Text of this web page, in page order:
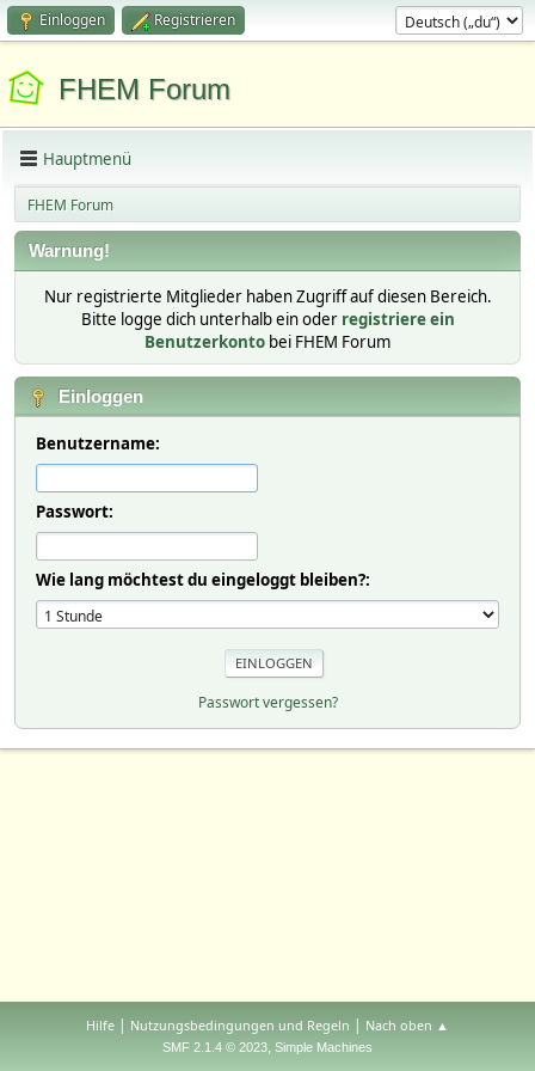
Einloggen Registrieren
FHEM Forum
Hauptmenü
FHEM Forum
Warnung!
Nur registrierte Mitglieder haben Zugriff auf diesen Bereich.
Bitte logge dich unterhalb ein oder registriere ein
Benutzerkonto bei FHEM Forum
Einloggen
Benutzername:
Passwort:
Wie lang möchtest du eingeloggt bleiben?:
Passwort vergessen?
Hilfe | Nutzungsbedingungen und Regeln | Nach oben ▲
SMF 2.1.4 © 2023, Simple Machines